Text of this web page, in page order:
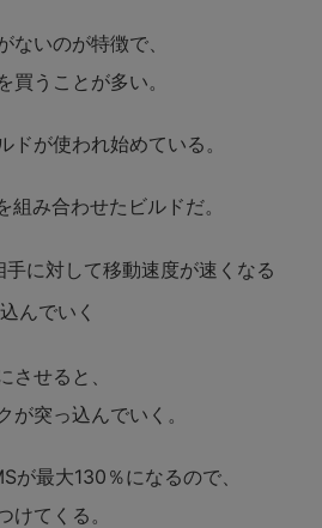
ないのが特徴で、
買うことが多い。
ドが使われ始めている。
み合わせたビルドだ。
に対して移動速度が速くなる
んでいく
させると、
が突っ込んでいく。
が最大130％になるので、
けてくる。